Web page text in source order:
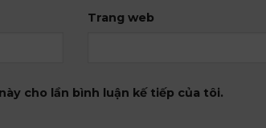
Trang web
cho lần bình luận kế tiếp của tôi.